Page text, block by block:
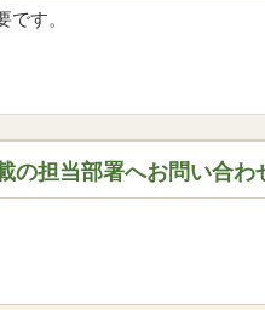
す。
担当部署へお問い合わ